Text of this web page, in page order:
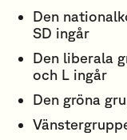
Den
SD ingår
Den liberala
och L ingår
Den gröna